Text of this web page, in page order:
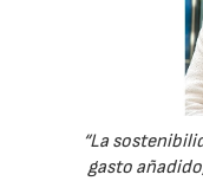
“La
gasto